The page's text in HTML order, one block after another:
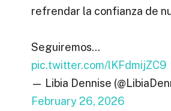
refrendar la confianza de
Seguiremos…
pic.twitter.com/lKFdmijZC9
— Libia Dennise
February 26, 2026